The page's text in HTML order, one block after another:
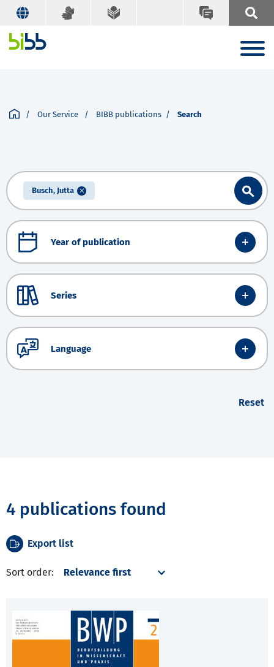
Our Service BIBB publications Search
Busch, Jutta
Year of publication
Series
Language
Reset
4 publications found
Export list
Sort order: